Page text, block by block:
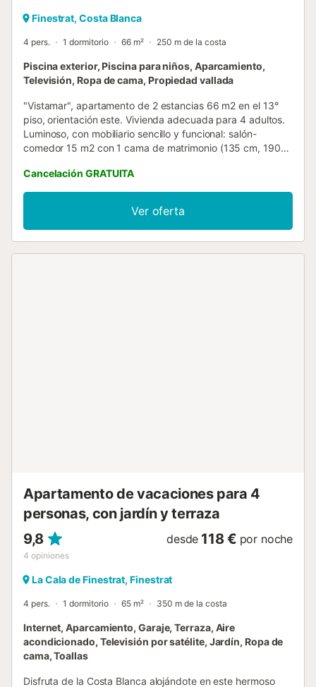
Finestrat, Costa Blanca
4 pers. 1 dormitorio 66 m² 250 m de la costa
Piscina exterior, Piscina para niños, Aparcamiento,
Televisión, Ropa de cama, Propiedad vallada
"Vistamar", apartamento de 2 estancias 66 m2 en el 13°
piso, orientación este. Vivienda adecuada para 4 adultos.
Luminoso, con mobiliario sencillo y funcional: salón-
comedor 15 m2 con 1 cama de matrimonio (135 cm, 190
8 m2 con 2 camas (90 cm, 190 cm de longitud),
ventilador. Cocina (4 placas de vitrocerámica, tostadora,
hervidor de agua eléctrico, microondas, congelador,
cafetera eléctrica). Baño/WC. Vista muy bonita al mar, a las
montañas y a la localidad. El alojamiento dispone de:
Cancelación GRATUITA
Ver oferta
Apartamento de vacaciones para 4
personas, con jardín y terraza
9,8
4 opiniones
desde 118 € por noche
La Cala de Finestrat, Finestrat
4 pers. 1 dormitorio 65 m² 350 m de la costa
Internet, Aparcamiento, Garaje, Terraza, Aire
acondicionado, Televisión por satélite, Jardín, Ropa de
cama, Toallas
Disfruta de la Costa Blanca alojándote en este hermoso